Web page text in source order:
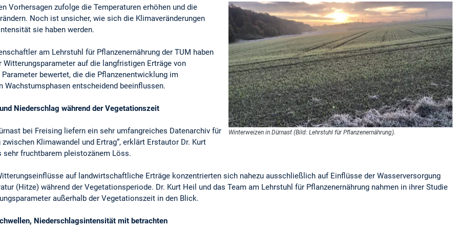
Winterweizen in Dürnast (Bild: Lehrstuhl für Pflanzenernährung).
Vorhersagen zufolge die Temperaturen erhöhen und die
Noch ist unsicher, wie sich die Klimaveränderungen
sie haben werden.
am Lehrstuhl für Pflanzenernährung der TUM haben
Witterungsparameter auf die langfristigen Erträge von
bewertet, die die Pflanzenentwicklung im
Wachstumsphasen entscheidend beeinflussen.
Niederschlag während der Vegetationszeit
bei Freising liefern ein sehr umfangreiches Datenarchiv für
Klimawandel und Ertrag“, erklärt Erstautor Dr. Kurt
sehr fruchtbarem pleistozänem Löss.
auf landwirtschaftliche Erträge konzentrierten sich nahezu ausschließlich auf Einflüsse der Wasserversorgung
(Hitze) während der Vegetationsperiode. Dr. Kurt Heil und das Team am Lehrstuhl für Pflanzenernährung nahmen in ihrer Studie
außerhalb der Vegetationszeit in den Blick.
Niederschlagsintensität mit betrachten